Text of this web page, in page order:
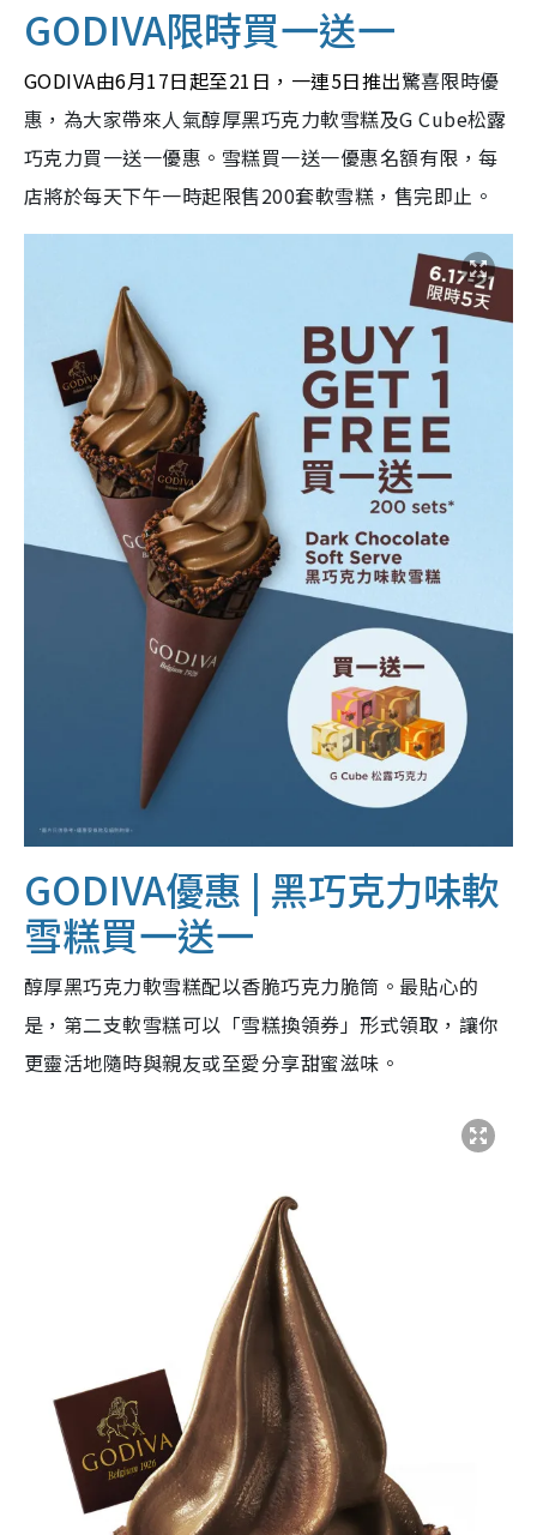
GODIVA限時買一送一
GODIVA由6月17日起至21日，一連5日推出驚喜限時優
惠，為大家帶來人氣醇厚黑巧克力軟雪糕及G Cube松露
巧克力買一送一優惠。雪糕買一送一優惠名額有限，每
店將於每天下午一時起限售200套軟雪糕，售完即止。
GODIVA優惠 | 黑巧克力味軟
雪糕買一送一
醇厚黑巧克力軟雪糕配以香脆巧克力脆筒。最貼心的
是，第二支軟雪糕可以「雪糕換領券」形式領取，讓你
更靈活地隨時與親友或至愛分享甜蜜滋味。